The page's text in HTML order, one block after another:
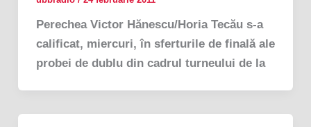
Perechea Victor Hănescu/Horia Tecău s-a
calificat, miercuri, în sferturile de finală ale
probei de dublu din cadrul turneului de la